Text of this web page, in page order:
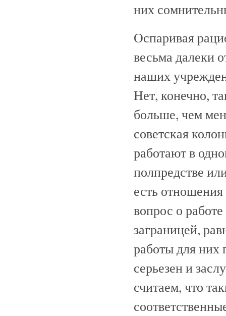
них
Оспаривая
весьма далеки
наших
Нет, конечно,
больше, чем
советская
работают в
полпредстве
есть
вопрос о
заграницей,
работы для них
серьезен и
считаем, что